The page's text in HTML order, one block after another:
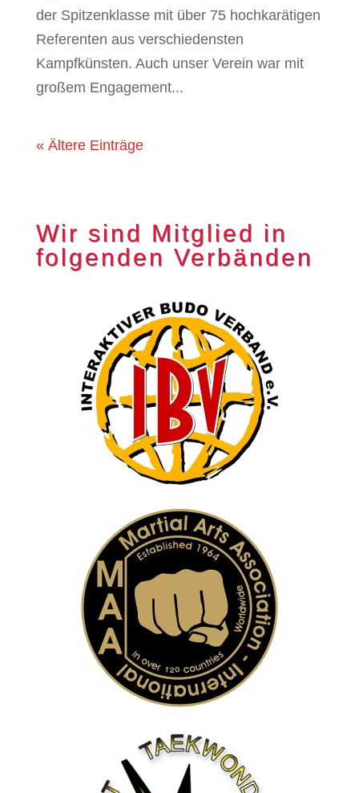
der Spitzenklasse mit über 75 hochkarätigen
Referenten aus verschiedensten
Kampfkünsten. Auch unser Verein war mit
großem Engagement...
« Ältere Einträge
Wir sind Mitglied in
folgenden Verbänden